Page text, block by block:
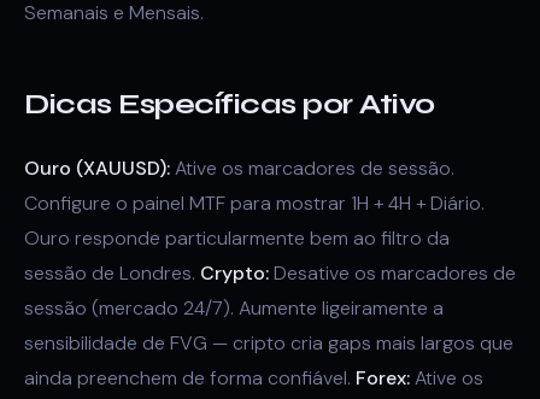
Semanais e Mensais.
Dicas Específicas por Ativo
Ouro (XAUUSD):Ative os marcadores de sessão.
Configure o painel MTF para mostrar 1H + 4H + Diário.
Ouro responde particularmente bem ao filtro da
sessão de Londres. Crypto:Desative os marcadores de
sessão (mercado 24/7). Aumente ligeiramente a
sensibilidade de FVG — cripto cria gaps mais largos que
ainda preenchem de forma confiável. Forex:Ative os